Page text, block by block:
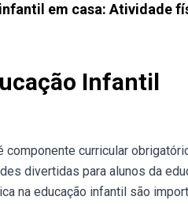
em casa: Atividade
Infantil
curricular
divertidas para alunos da
na educação infantil são